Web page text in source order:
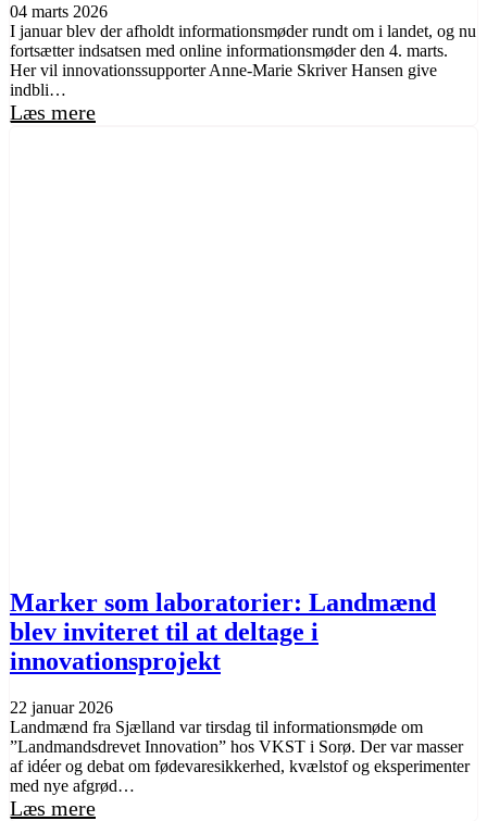
04 marts 2026
I januar blev der afholdt informationsmøder rundt om i landet, og nu
fortsætter indsatsen med online informationsmøder den 4. marts.
Her vil innovationssupporter Anne-Marie Skriver Hansen give
indbli…
Læs mere
Marker som laboratorier: Landmænd
blev inviteret til at deltage i
innovationsprojekt
22 januar 2026
Landmænd fra Sjælland var tirsdag til informationsmøde om
”Landmandsdrevet Innovation” hos VKST i Sorø. Der var masser
af idéer og debat om fødevaresikkerhed, kvælstof og eksperimenter
med nye afgrød…
Læs mere